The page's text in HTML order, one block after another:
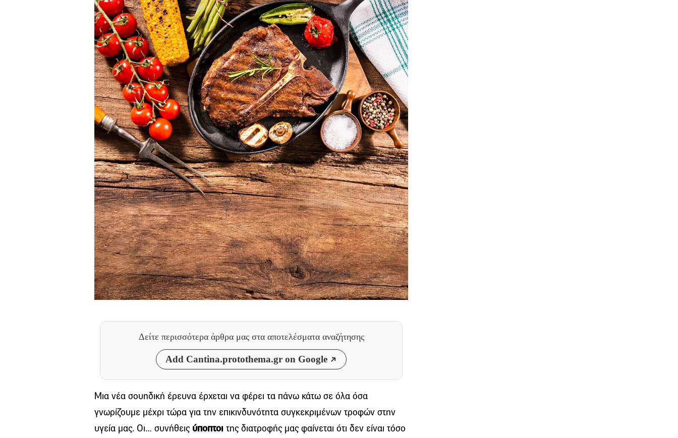
Δείτε περισσότερα άρθρα μας στα αποτελέσματα αναζήτησης
Add Cantina.protothema.gr on Google
Μια νέα σουηδική έρευνα έρχεται να φέρει τα πάνω κάτω σε όλα όσα
γνωρίζουμε μέχρι τώρα για την επικινδυνότητα συγκεκριμένων τροφών στην
υγεία μας. Οι… συνήθεις ύποπτοι της διατροφής μας φαίνεται ότι δεν είναι τόσο